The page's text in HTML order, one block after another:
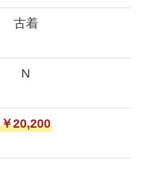
古着
N
￥20,200